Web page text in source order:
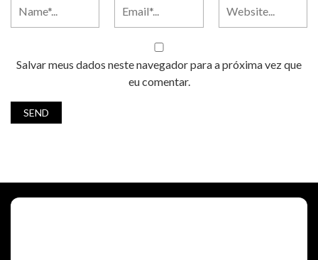
Salvar meus dados neste navegador para a próxima vez que
eu comentar.